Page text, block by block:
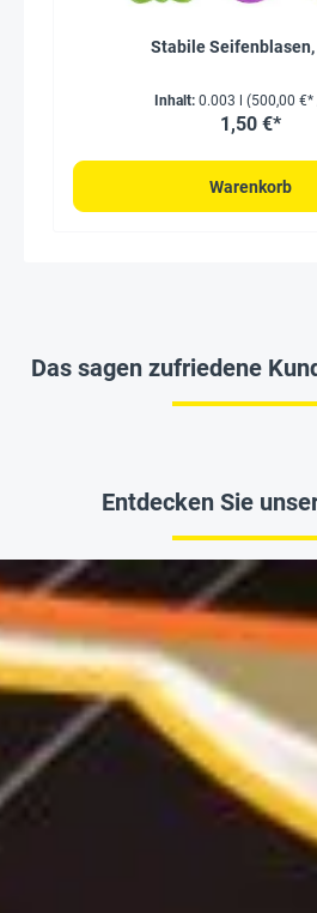
Stabile Seifenblasen,
Inhalt: 0.003 l (500,00 €*
1,50 €*
Warenkorb
Das sagen zufriedene
Entdecken Sie